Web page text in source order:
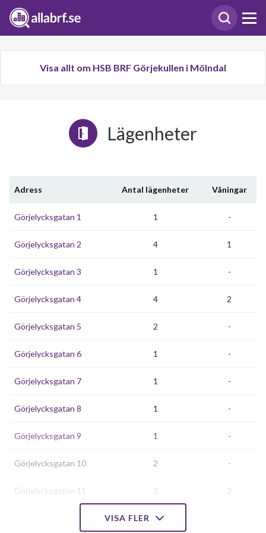
Visa allt om HSB BRF Görjekullen i Mölndal
Lägenheter
Adress Antal lägenheter Våningar
Görjelycksgatan 1 1 -
Görjelycksgatan 2 4 1
Görjelycksgatan 3 1 -
Görjelycksgatan 4 4 2
Görjelycksgatan 5 2 -
Görjelycksgatan 6 1 -
Görjelycksgatan 7 1 -
Görjelycksgatan 8 1 -
Görjelycksgatan 9 1 -
Görjelycksgatan 10 2 -
Görjelycksgatan 11 2 2
4
VISA FLER